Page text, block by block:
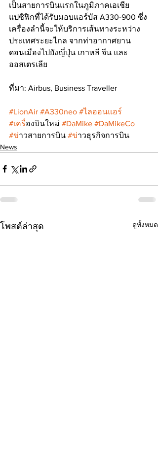
เป็นสายการบินแรกในภูมิภาคเอเชีย
แปซิฟิกที่ได้รับมอบแอร์บัส A330-900 ซึ่ง
เครื่องลำนี้จะให้บริการเส้นทางระหว่าง
ประเทศระยะไกล จากท่าอากาศยาน
ดอนเมืองไปยังญี่ปุ่น เกาหลี จีน และ
ออสเตรเลีย
ที่มา: Airbus, Business Traveller
#LionAir #A330neo #ไลออนแอร
#เครื่องบินใหม่ #DaMike #DaMikeCo
#ข่าวสายการบิน #ข่าวธุรกิจการบิน
News
โพสต์ล่าสุด ดูทั้งหมด